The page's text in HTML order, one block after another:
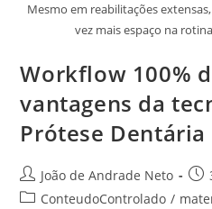
Mesmo em reabilitações
vez mais espaço na
Workflow 100%
vantagens da
Prótese Dentária
João de Andrade Neto
ConteudoControlado /